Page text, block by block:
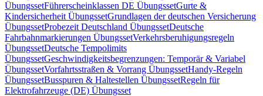
ÜbungssetFührerscheinklassen DE ÜbungssetGurte &
Kindersicherheit ÜbungssetGrundlagen der deutschen Versicherung
ÜbungssetProbezeit Deutschland ÜbungssetDeutsche
Fahrbahnmarkierungen ÜbungssetVerkehrsberuhigungsregeln
ÜbungssetDeutsche Tempolimits
ÜbungssetGeschwindigkeitsbegrenzungen: Temporär & Variabel
ÜbungssetVorfahrtsstraßen & Vorrang ÜbungssetHandy-Regeln
ÜbungssetBusspuren & Haltestellen ÜbungssetRegeln für
Elektrofahrzeuge (DE) Übungsset